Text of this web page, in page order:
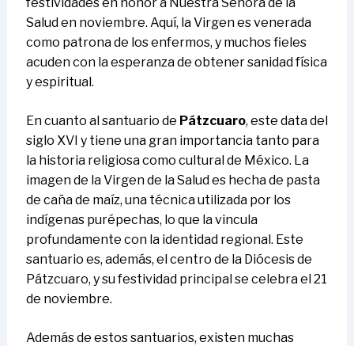
Salud en noviembre. Aquí, la Virgen es venerada
como patrona de los enfermos, y muchos fieles
acuden con la esperanza de obtener sanidad física
y espiritual.
En cuanto al santuario de Pátzcuaro, este data del
siglo XVI y tiene una gran importancia tanto para
la historia religiosa como cultural de México. La
imagen de la Virgen de la Salud es hecha de pasta
de caña de maíz, una técnica utilizada por los
indígenas purépechas, lo que la vincula
profundamente con la identidad regional. Este
santuario es, además, el centro de la Diócesis de
Pátzcuaro, y su festividad principal se celebra el 21
de noviembre.
Además de estos santuarios, existen muchas